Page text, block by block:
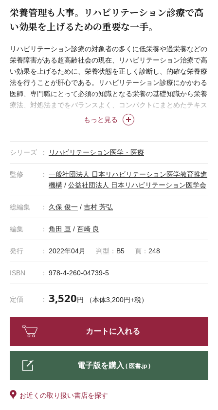
栄養管理も大事。リハビリテーション診療で高
い効果を上げるための重要な一手。
もっと見る
リハビリテーション診療の対象者の多くに低栄養や過栄養などの
栄養障害がある超高齢社会の現在、リハビリテーション治療で高
い効果を上げるために、栄養状態を正しく診断し、的確な栄養療
法を行うことが肝心である。リハビリテーション診療にかかわる
医師、専門職にとって必須の知識となる栄養の基礎知識から栄養
療法、対処法までをバランスよく、コンパクトにまとめたテキス
シリーズ リハビリテーション医学・医療
監修
一般社団法人 日本リハビリテーション医学教育推進
機構 / 公益社団法人 日本リハビリテーション医学会
総編集 久保 俊一 / 吉村 芳弘
編集 角田 亘 / 百崎 良
発行 2022年04月 判型： B5 頁： 248
ISBN 978-4-260-04739-5
定価 3,520円 （本体3,200円+税）
カートに入れる
電子版を購入 ( 医書.jp )
お近くの取り扱い書店を探す